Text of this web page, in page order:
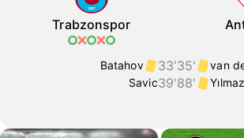
Trabzonspor
Batahov 33'
Savic39'
van
35'
Yılmaz
88'